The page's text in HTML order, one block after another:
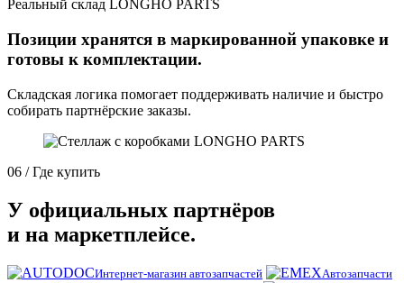
Реальный склад LONGHO PARTS
Позиции хранятся в маркированной упаковке и
готовы к комплектации.
Складская логика помогает поддерживать наличие и быстро
собирать партнёрские заказы.
06 / Где купить
У официальных партнёров
и на маркетплейсе.
Интернет-магазин автозапчастей
Автозапчасти